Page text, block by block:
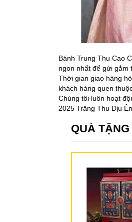
Bánh Trung Thu Cao
ngon nhất để gửi gắm
Thời gian giao hàng
khách hàng quen
Chúng tôi luôn hoạt
2025 Trăng Thu Dịu
QUÀ